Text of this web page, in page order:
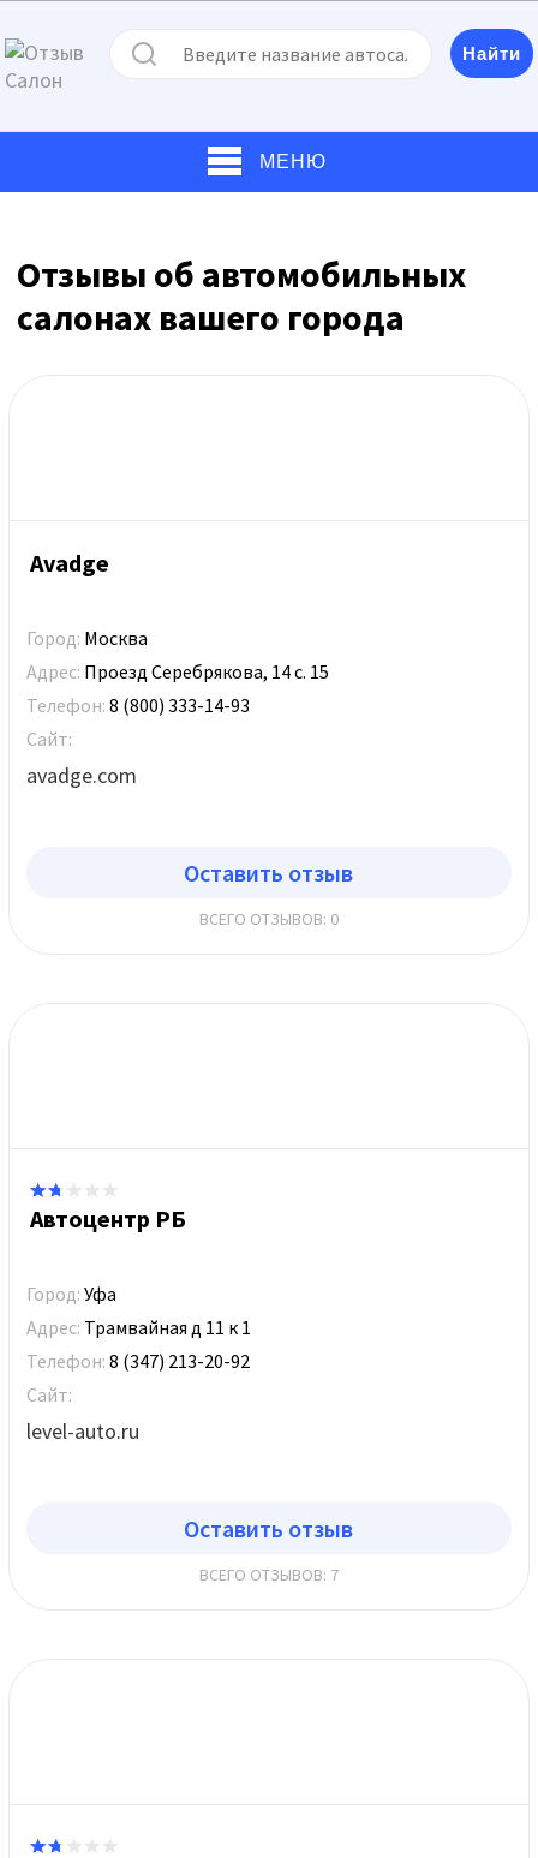
МЕНЮ
Отзывы об автомобильных
салонах вашего города
Avadge
Город: Москва
Адрес: Проезд Серебрякова, 14 с. 15
Телефон: 8 (800) 333-14-93
Сайт:
avadge.com
Оставить отзыв
ВСЕГО ОТЗЫВОВ: 0
Автоцентр РБ
Город: Уфа
Адрес: Трамвайная д 11 к 1
Телефон: 8 (347) 213-20-92
Сайт:
level-auto.ru
Оставить отзыв
ВСЕГО ОТЗЫВОВ: 7